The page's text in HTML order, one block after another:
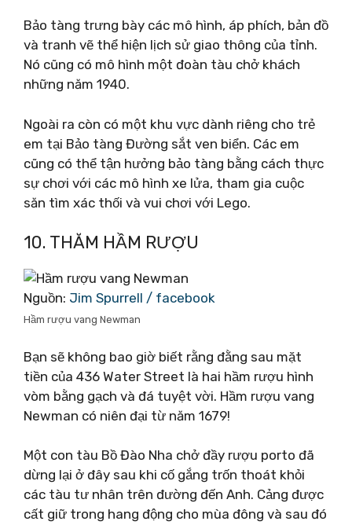
Bảo tàng trưng bày các mô hình, áp phích, bản đồ
và tranh vẽ thể hiện lịch sử giao thông của tỉnh.
Nó cũng có mô hình một đoàn tàu chở khách
những năm 1940.
Ngoài ra còn có một khu vực dành riêng cho trẻ
em tại Bảo tàng Đường sắt ven biển. Các em
cũng có thể tận hưởng bảo tàng bằng cách thực
sự chơi với các mô hình xe lửa, tham gia cuộc
săn tìm xác thối và vui chơi với Lego.
10. THĂM HẦM RƯỢU
Nguồn: Jim Spurrell / facebook
Hầm rượu vang Newman
Bạn sẽ không bao giờ biết rằng đằng sau mặt
tiền của 436 Water Street là hai hầm rượu hình
vòm bằng gạch và đá tuyệt vời. Hầm rượu vang
Newman có niên đại từ năm 1679!
Một con tàu Bồ Đào Nha chở đầy rượu porto đã
dừng lại ở đây sau khi cố gắng trốn thoát khỏi
các tàu tư nhân trên đường đến Anh. Cảng được
cất giữ trong hang động cho mùa đông và sau đó